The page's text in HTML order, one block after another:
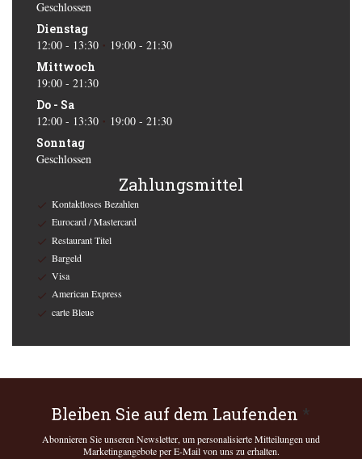
Geschlossen
Dienstag
12:00 - 13:30 • 19:00 - 21:30
Mittwoch
19:00 - 21:30
Do - Sa
12:00 - 13:30 • 19:00 - 21:30
Sonntag
Geschlossen
Zahlungsmittel
Kontaktloses Bezahlen
Eurocard / Mastercard
Restaurant Titel
Bargeld
Visa
American Express
carte Bleue
Bleiben Sie auf dem Laufenden *
Abonnieren Sie unseren Newsletter, um personalisierte Mitteilungen und
Marketingangebote per E-Mail von uns zu erhalten.